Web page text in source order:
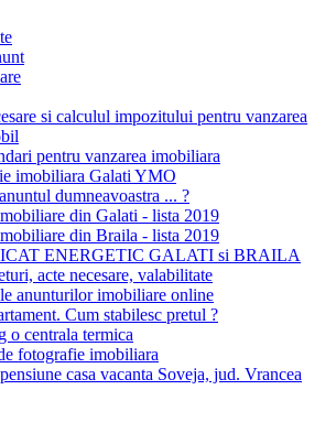
si calculul impozitului pentru vanzarea
pentru vanzarea imobiliara
imobiliara Galati YMO
dumneavoastra ... ?
din Galati - lista 2019
din Braila - lista 2019
ENERGETIC GALATI si BRAILA
acte necesare, valabilitate
anunturilor imobiliare online
Cum stabilesc pretul ?
o centrala termica
fotografie imobiliara
casa vacanta Soveja, jud. Vrancea